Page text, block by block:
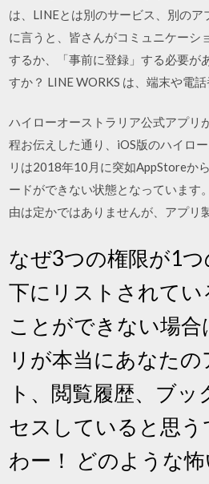
は、LINEとは別のサービス、別のア
に言うと、皆さんがコミュニケーシ
するか、「事前に登録」する必要が
すか？ LINE WORKS は、端末や電
ハイローオーストラリア公式アプリ
程お伝えした通り、iOS版のハイロ
リは2018年10月に突如AppStoreか
ードができない状態となっています
由は定かではありませんが、アプリ
なぜ3つの権限が1
下にリストされてい
ことができない場
リが本当にあなたの
ト、閲覧履歴、ブ
セスしていると思う
わー！ どのような怖